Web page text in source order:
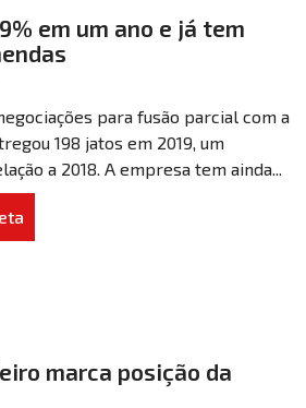
em um ano e já tem
para fusão parcial com a
198 jatos em 2019, um
a 2018. A empresa tem ainda...
marca posição da